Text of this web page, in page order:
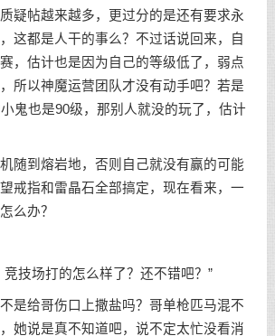
疑帖越来越多，更过分的是还有要求永
这都是人干的事么？不过话说回来，自
，估计也是因为自己的等级低了，弱点
所以神魔运营团队才没有动手吧？若是
鬼也是90级，那别人就没的玩了，估计
随到熔岩地，否则自己就没有赢的可能
戒指和雷晶石全部搞定，现在看来，一
么办？
竞技场打的怎么样了？还不错吧？”
是给哥伤口上撒盐吗？哥单枪匹马混不
她说是真不知道吧，说不定太忙没看消